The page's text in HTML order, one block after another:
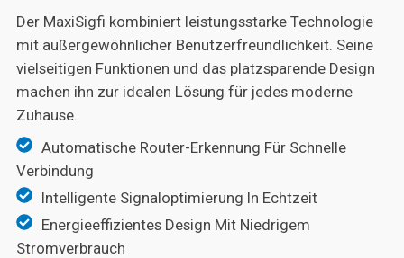
Der MaxiSigfi kombiniert leistungsstarke Technologie
mit außergewöhnlicher Benutzerfreundlichkeit. Seine
vielseitigen Funktionen und das platzsparende Design
machen ihn zur idealen Lösung für jedes moderne
Zuhause.
Automatische Router-Erkennung Für Schnelle
Verbindung
Intelligente Signaloptimierung In Echtzeit
Energieeffizientes Design Mit Niedrigem
Stromverbrauch